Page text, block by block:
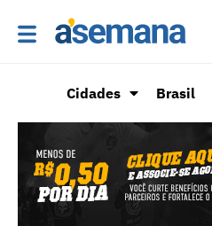
Cidades Brasil